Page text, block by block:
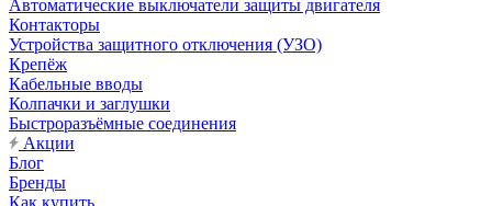
Автоматические выключатели защиты двигателя
Контакторы
Устройства защитного отключения (УЗО)
Крепёж
Кабельные вводы
Колпачки и заглушки
Быстроразъёмные соединения
Акции
Блог
Бренды
Как купить